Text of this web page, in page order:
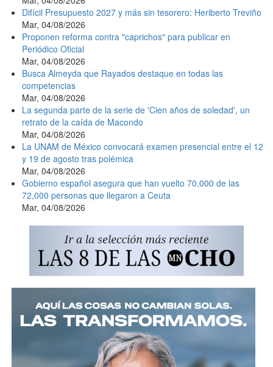
Difícil Presupuesto 2027 y más sin tesorero: Heriberto Treviño
Mar, 04/08/2026
Proponen reforma contra "caprichos" para publicar en
Periódico Oficial
Mar, 04/08/2026
Busca Almeyda que Rayados destaque en todas las
competencias
Mar, 04/08/2026
La segunda parte de la serie de 'Cien años de soledad', un
retrato de la caída de Macondo
Mar, 04/08/2026
La UNAM de México convocará examen presencial entre el 12
y 19 de agosto tras polémica
Mar, 04/08/2026
Gobierno español asegura que han vuelto 70,000 de las
72,000 personas que llegaron a Ceuta
Mar, 04/08/2026